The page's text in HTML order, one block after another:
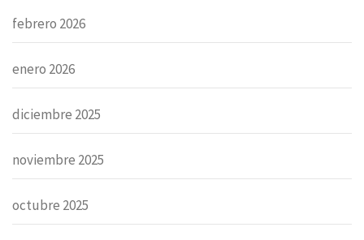
febrero 2026
enero 2026
diciembre 2025
noviembre 2025
octubre 2025